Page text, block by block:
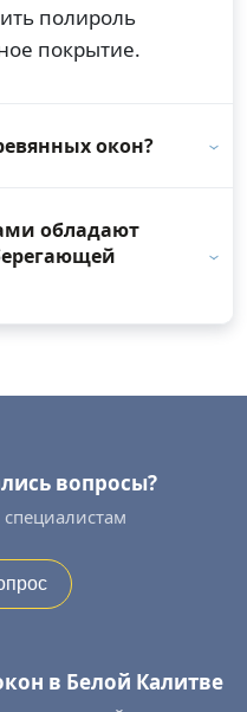
полироль
покрытие.
окон?
обладают
вопросы?
в Белой Калитве